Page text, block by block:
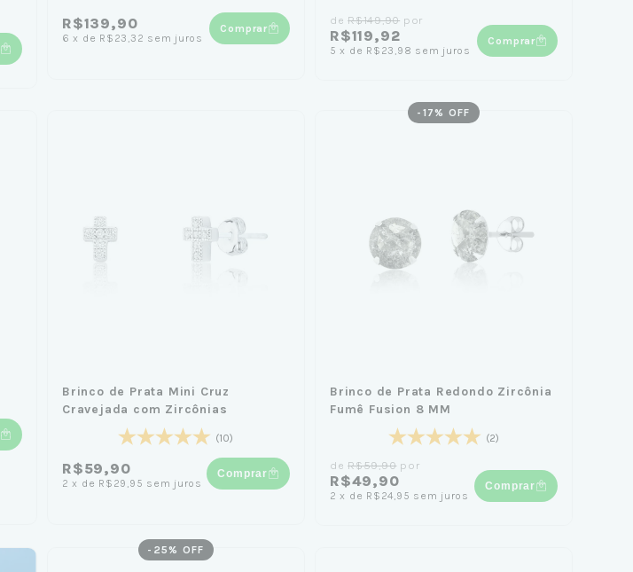
R$139,90
6 x de R$23,32 sem juros
Comprar
deR$149,90 por
R$119,92
5 x de R$23,98 sem juros
Comprar
Brinco de Prata Mini Cruz
Cravejada com Zircônias
(10)
R$59,90
2 x de R$29,95 sem juros
Comprar
- 17 % OFF
Brinco de Prata Redondo Zircônia
Fumê Fusion 8 MM
(2)
deR$59,90por
R$49,90
2 x de R$24,95 sem juros
Comprar
- 25 % OFF